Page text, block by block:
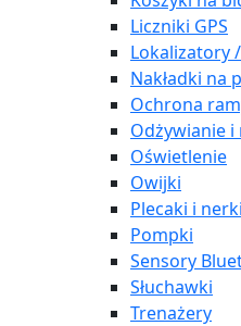
Liczniki GPS
Lokalizatory
Nakładki na
Ochrona
Odżywianie
Oświetlenie
Owijki
Plecaki i nerki
Pompki
Sensory
Słuchawki
Trenażery